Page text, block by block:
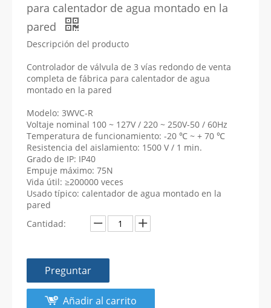
para calentador de agua montado en la
pared
Descripción del producto
Controlador de válvula de 3 vías redondo de venta
completa de fábrica para calentador de agua
montado en la pared
Modelo: 3WVC-R
Voltaje nominal 100 ~ 127V / 220 ~ 250V-50 / 60Hz
Temperatura de funcionamiento: -20 ℃ ~ + 70 ℃
Resistencia del aislamiento: 1500 V / 1 min.
Grado de IP: IP40
Empuje máximo: 75N
Vida útil: ≥200000 veces
Usado típico: calentador de agua montado en la
pared
Cantidad:
Preguntar
Añadir al carrito